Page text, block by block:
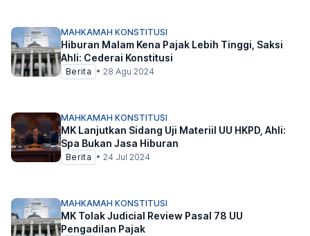
MAHKAMAH KONSTITUSI
Hiburan Malam Kena Pajak Lebih Tinggi, Saksi
Ahli: Cederai Konstitusi
Berita • 28 Agu 2024
MAHKAMAH KONSTITUSI
MK Lanjutkan Sidang Uji Materiil UU HKPD, Ahli:
Spa Bukan Jasa Hiburan
Berita • 24 Jul 2024
MAHKAMAH KONSTITUSI
MK Tolak Judicial Review Pasal 78 UU
Pengadilan Pajak